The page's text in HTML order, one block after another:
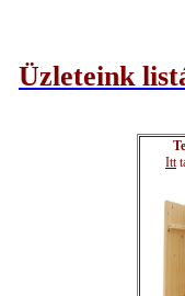
Üzleteink
Itt